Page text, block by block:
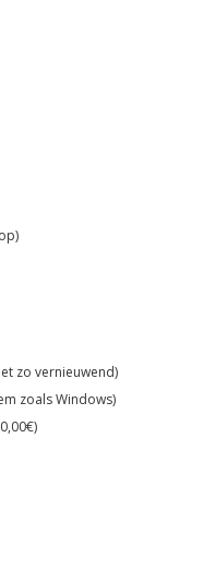
zo vernieuwend)
zoals Windows)